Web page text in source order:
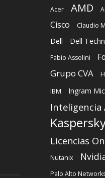
Acer AMD
Cisco Claudio
Dell
Dell
Fabio Assolini
Grupo CVA
IBM Ingram
Licencias
Nutanix
Palo Alto